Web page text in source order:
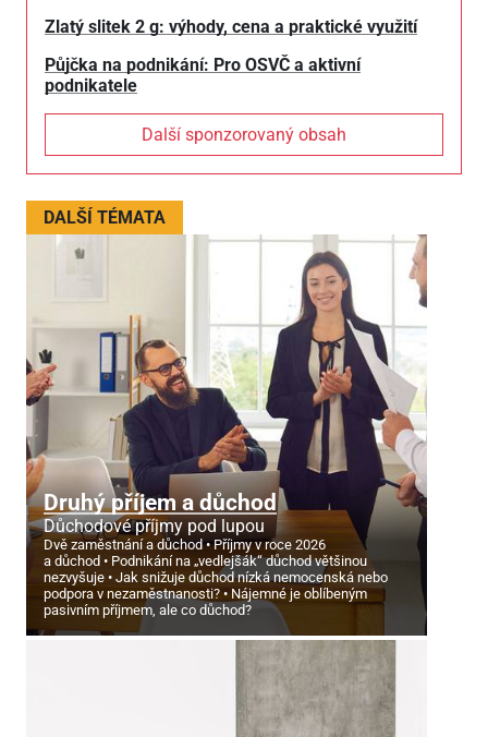
Zlatý slitek 2 g: výhody, cena a praktické využití
Půjčka na podnikání: Pro OSVČ a aktivní
podnikatele
Další sponzorovaný obsah
DALŠÍ TÉMATA
Druhý příjem a důchod
Důchodové příjmy pod lupou
Dvě zaměstnání a důchod
Příjmy v roce 2026
a důchod
Podnikání na „vedlejšák“ důchod většinou
nezvyšuje
Jak snižuje důchod nízká nemocenská nebo
podpora v nezaměstnanosti?
Nájemné je oblíbeným
pasivním příjmem, ale co důchod?